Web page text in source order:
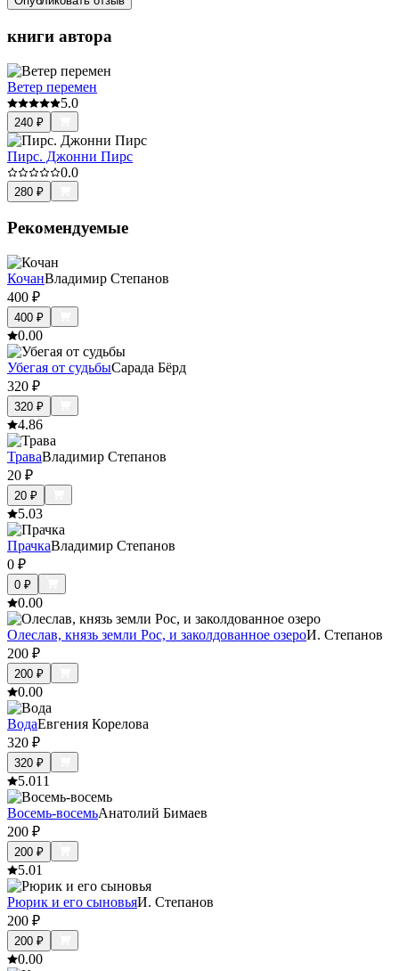
книги автора
Ветер перемен
5.0
240 ₽
Пирс. Джонни Пирс
0.0
280 ₽
Рекомендуемые
КочанВладимир Степанов
400 ₽
400 ₽
0.00
Убегая от судьбыСарада Бёрд
320 ₽
320 ₽
4.86
ТраваВладимир Степанов
20 ₽
20 ₽
5.03
ПрачкаВладимир Степанов
0 ₽
0 ₽
0.00
Олеслав, князь земли Рос, и заколдованное озероИ. Степанов
200 ₽
200 ₽
0.00
ВодаЕвгения Корелова
320 ₽
320 ₽
5.011
Восемь-восемьАнатолий Бимаев
200 ₽
200 ₽
5.01
Рюрик и его сыновьяИ. Степанов
200 ₽
200 ₽
0.00